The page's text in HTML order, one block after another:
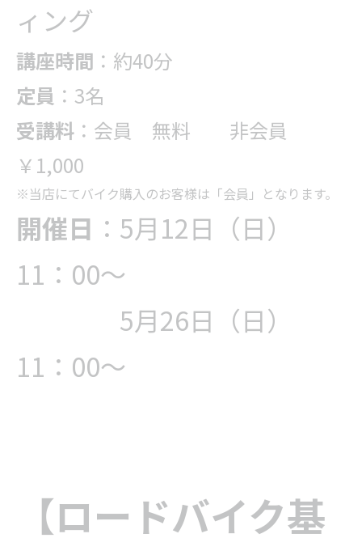
ィング
講座時間 ：約40分
定員 ：3名
受講料 ：会員 無料 非会員
￥1,000
※当店にてバイク購入のお客様は「会員」となります。
開催日 ：5月12日（日）
11：00～
5月26日（日）
11：00～
【ロードバイク基